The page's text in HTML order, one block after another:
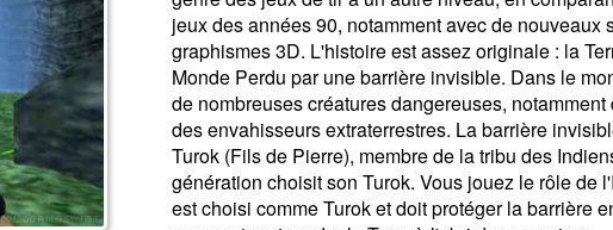
jeux des années 90, notamment avec de nouveaux
graphismes 3D. L'histoire est assez originale : la
Monde Perdu par une barrière invisible. Dans le
de nombreuses créatures dangereuses,
des envahisseurs extraterrestres. La barrière
Turok (Fils de Pierre), membre de la tribu des
génération choisit son Turok. Vous jouez le rôle de
est choisi comme Turok et doit protéger la barrière